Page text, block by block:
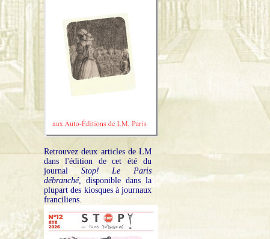
Retrouvez deux articles de LM
dans l'édition de cet été du
journal Stop! Le Paris
débranché, disponible dans la
plupart des kiosques à journaux
franciliens.